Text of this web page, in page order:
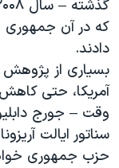
که در آن جمهوری
دادند.
بسیاری از
آمریکا، حتی
وقت – جورج
سناتور ایالت
حزب جمهوری